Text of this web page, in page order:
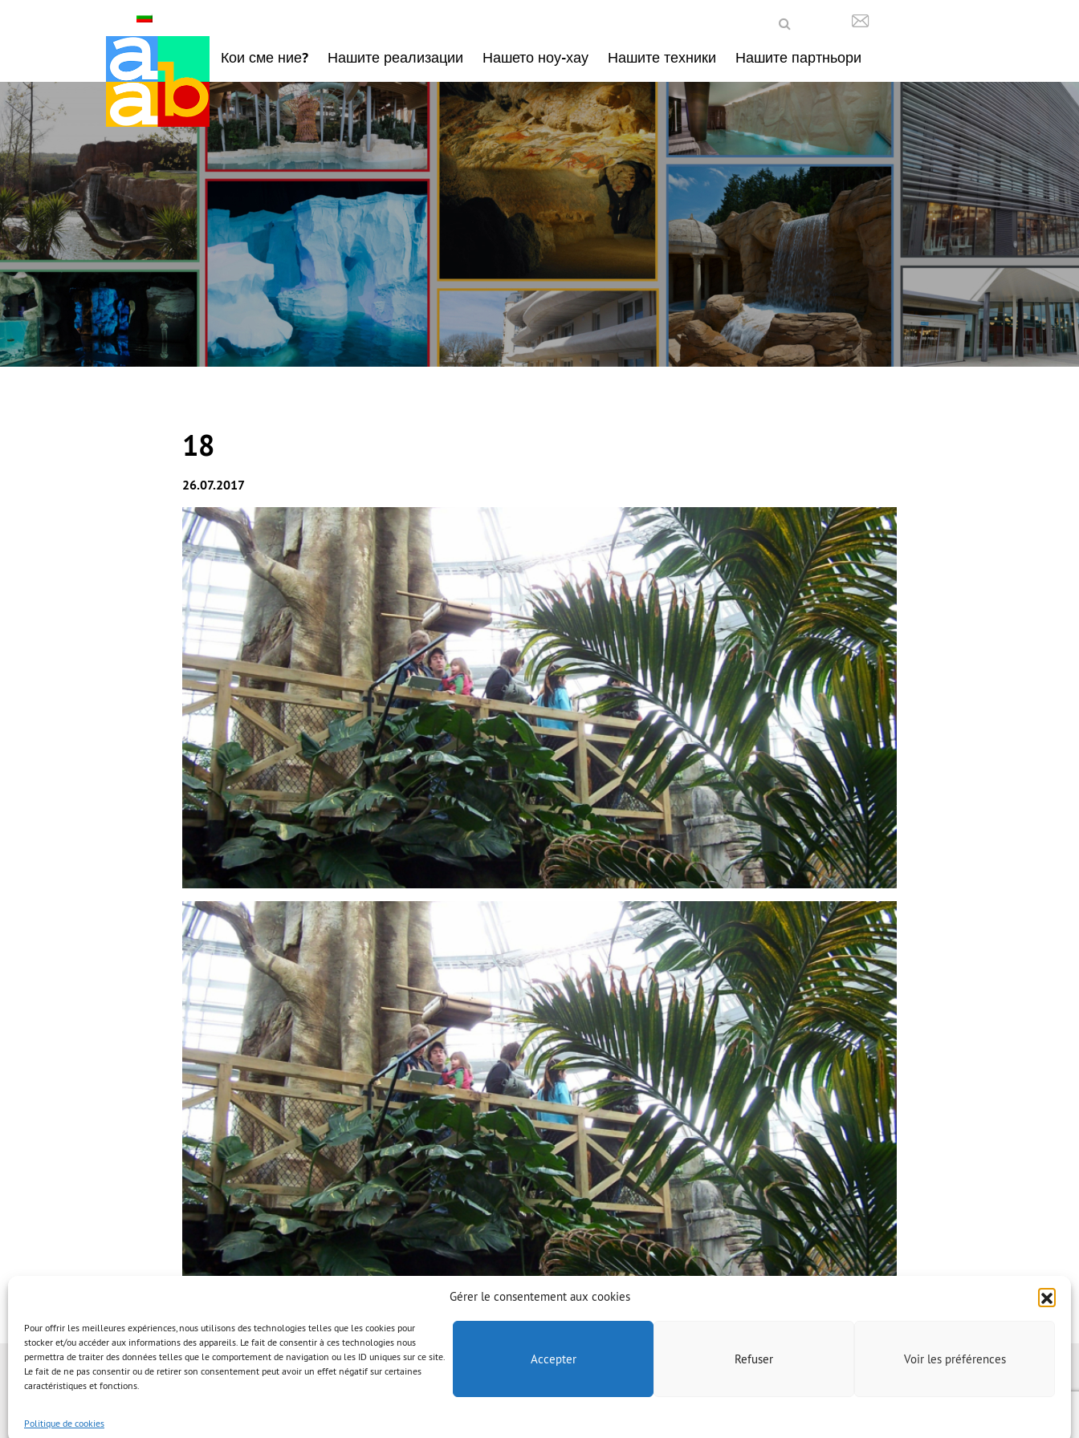
Gérer le consentement aux cookies
Pour offrir les meilleures expériences, nous utilisons des technologies telles que les cookies pour
stocker et/ou accéder aux informations des appareils. Le fait de consentir à ces technologies nous
permettra de traiter des données telles que le comportement de navigation ou les ID uniques sur ce site.
Le fait de ne pas consentir ou de retirer son consentement peut avoir un effet négatif sur certaines
caractéristiques et fonctions.
Accepter Refuser Voir les préférences
Politique de cookies
Кои сме ние? Нашите реализации Нашето ноу-хау Нашите техники Нашите партньори
18
26.07.2017